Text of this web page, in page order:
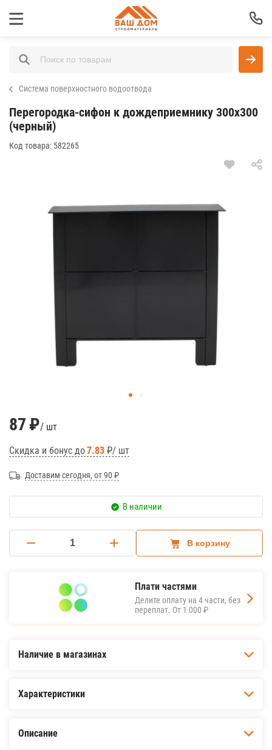
Система поверхностного водоотвода
Перегородка-сифон к дождеприемнику 300х300
(черный)
Код товара: 582265
87 ₽/ шт
Скидка и бонус до7.83 ₽/ шт
Доставим сегодня, от 90 ₽
В наличии
В корзину
Плати частями
Делите оплату на 4 части, без
переплат. От 1 000 ₽
Наличие в магазинах
Характеристики
Описание